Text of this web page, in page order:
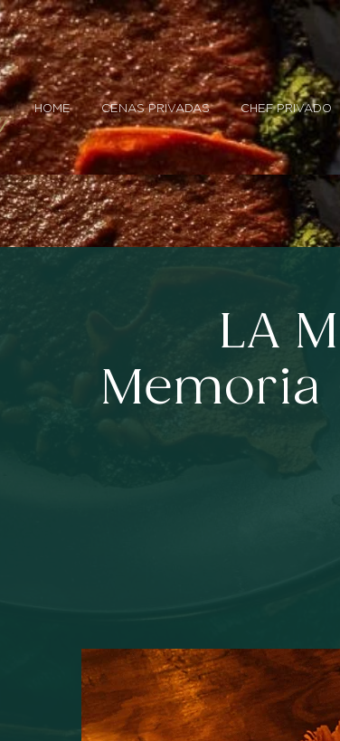
HOME CENAS PRIVADAS CHEF PRIVADO
LA
Memoria